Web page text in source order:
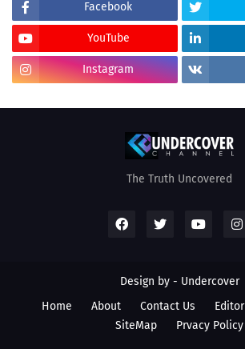
Facebook
YouTube
Instagram
The Truth Uncovered
Design by - Undercover
Home
About Contact Us Editor
SiteMap
Prvacy Policy